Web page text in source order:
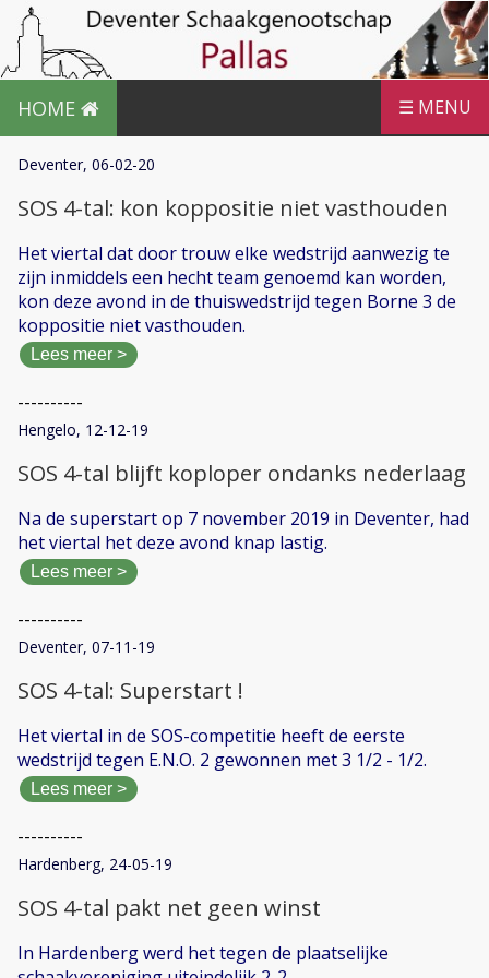
HOME ☰ MENU
Deventer, 06-02-20
SOS 4-tal: kon koppositie niet vasthouden
Het viertal dat door trouw elke wedstrijd aanwezig te
zijn inmiddels een hecht team genoemd kan worden,
kon deze avond in de thuiswedstrijd tegen Borne 3 de
koppositie niet vasthouden.
Lees meer >
----------
Hengelo, 12-12-19
SOS 4-tal blijft koploper ondanks nederlaag
Na de superstart op 7 november 2019 in Deventer, had
het viertal het deze avond knap lastig.
Lees meer >
----------
Deventer, 07-11-19
SOS 4-tal: Superstart !
Het viertal in de SOS-competitie heeft de eerste
wedstrijd tegen E.N.O. 2 gewonnen met 3 1/2 - 1/2.
Lees meer >
----------
Hardenberg, 24-05-19
SOS 4-tal pakt net geen winst
In Hardenberg werd het tegen de plaatselijke